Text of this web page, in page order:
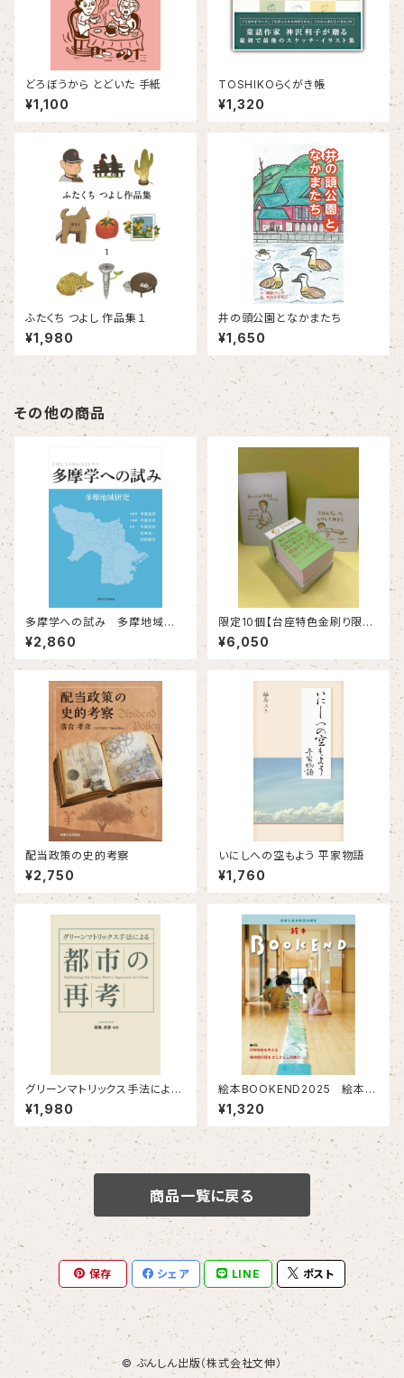
どろぼうから とどいた 手紙
¥1,100
TOSHIKOらくがき帳
¥1,320
ふたくち つよし 作品集１
¥1,980
井の頭公園となかまたち
¥1,650
その他の商品
多摩学への試み 多摩地域研
究
¥2,860
限定10個【台座特色金刷り限定
版】キン・シオタニ PRESENTS
ムリしないけど時にがんばる日
めくりカレンダー2026
¥6,050
配当政策の史的考察
¥2,750
いにしへの空もよう 平家物語
¥1,760
グリーンマトリックス手法による
都市の再考
¥1,980
絵本BOOKEND2025 絵本と
絵本研究の現在
¥1,320
商品一覧に戻る
保存 シェア LINE ポスト
© ぶんしん出版（株式会社文伸）